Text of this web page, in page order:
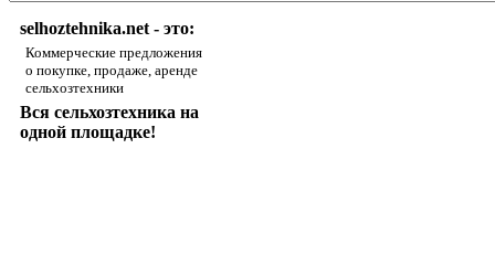
selhoztehnika.net - это:
Коммерческие предложения
о покупке, продаже, аренде
сельхозтехники
Вся сельхозтехника на
одной площадке!